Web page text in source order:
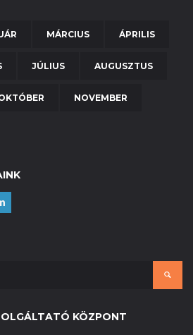
MÁRCIUS ÁPRILIS
JÚLIUS AUGUSZTUS
NOVEMBER
KÖZPONT